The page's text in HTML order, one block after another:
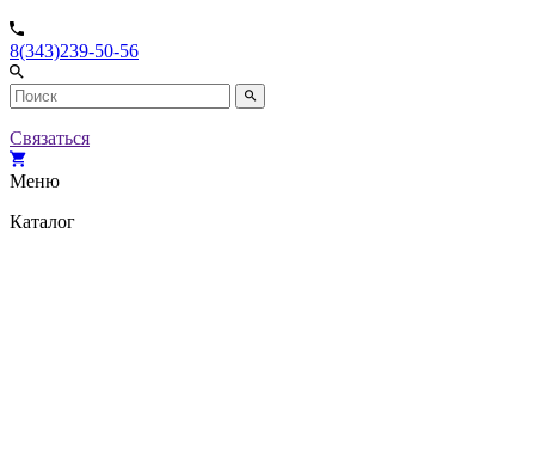
8(343)239-50-56
Связаться
Меню
Каталог